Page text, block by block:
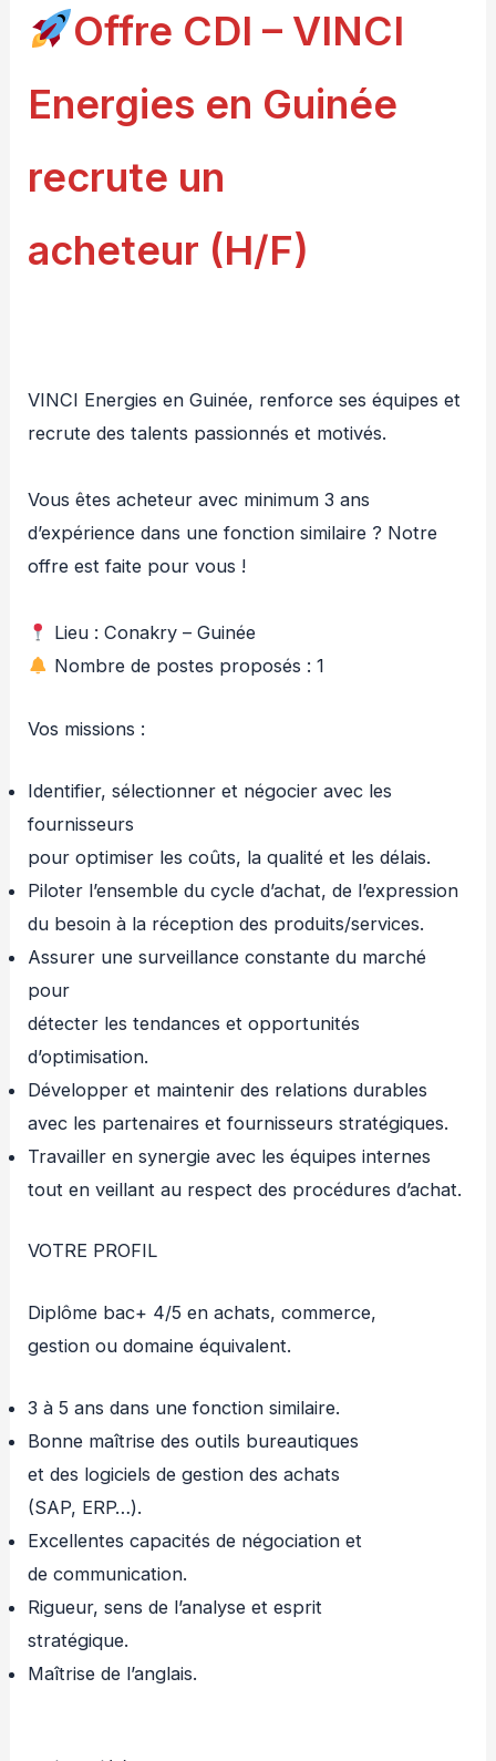
Offre CDI – VINCI
Energies en Guinée
recrute un
acheteur (H/F)
VINCI Energies en Guinée, renforce ses équipes et
recrute des talents passionnés et motivés.
Vous êtes acheteur avec minimum 3 ans
d’expérience dans une fonction similaire ? Notre
offre est faite pour vous !
Lieu : Conakry – Guinée
Nombre de postes proposés : 1
Vos missions :
Identifier, sélectionner et négocier avec les
fournisseurs
pour optimiser les coûts, la qualité et les délais.
Piloter l’ensemble du cycle d’achat, de l’expression
du besoin à la réception des produits/services.
Assurer une surveillance constante du marché
pour
détecter les tendances et opportunités
d’optimisation.
Développer et maintenir des relations durables
avec les partenaires et fournisseurs stratégiques.
Travailler en synergie avec les équipes internes
tout en veillant au respect des procédures d’achat.
VOTRE PROFIL
Diplôme bac+ 4/5 en achats, commerce,
gestion ou domaine équivalent.
3 à 5 ans dans une fonction similaire.
Bonne maîtrise des outils bureautiques
et des logiciels de gestion des achats
(SAP, ERP…).
Excellentes capacités de négociation et
de communication.
Rigueur, sens de l’analyse et esprit
stratégique.
Maîtrise de l’anglais.